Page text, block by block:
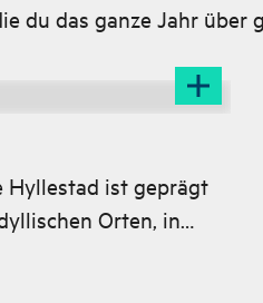
du das ganze Jahr über
Hyllestad ist geprägt
Orten, in